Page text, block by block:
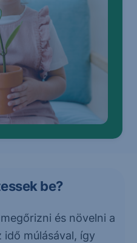
be?
és növelni a
múlásával, így